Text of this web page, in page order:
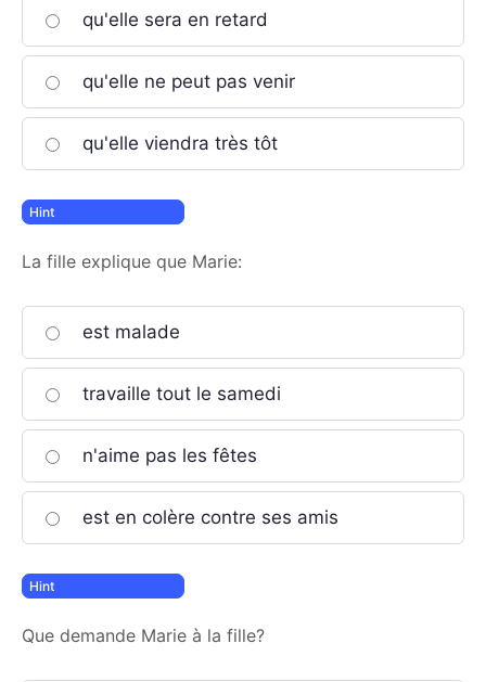
qu'elle sera en retard
qu'elle ne peut pas venir
qu'elle viendra très tôt
La fille explique que Marie:
est malade
travaille tout le samedi
n'aime pas les fêtes
est en colère contre ses amis
Que demande Marie à la fille?